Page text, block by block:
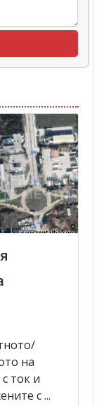
на
ток и
с ...